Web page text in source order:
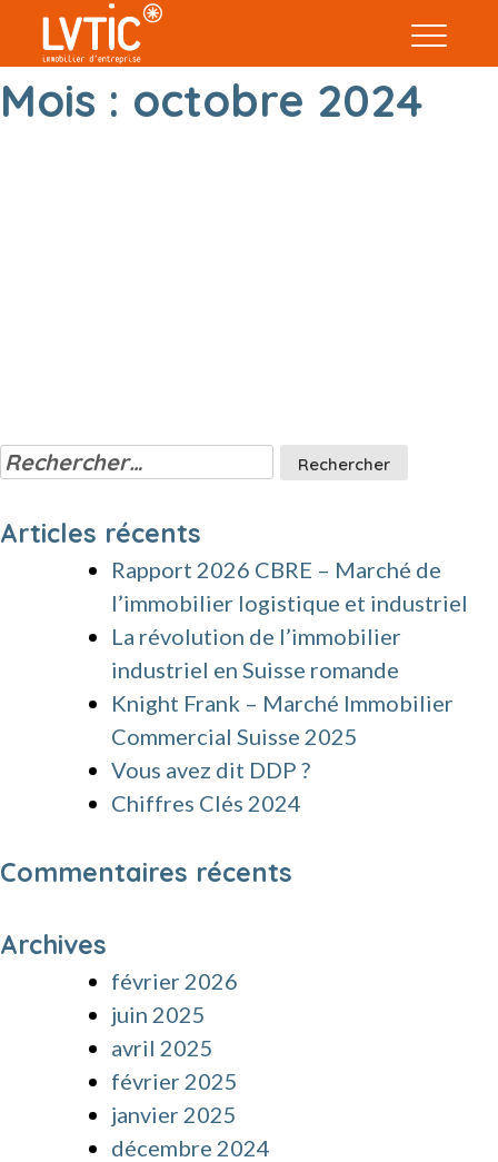
Mois : octobre 2024
Rechercher :
Articles récents
Rapport 2026 CBRE – Marché de
l’immobilier logistique et industriel
La révolution de l’immobilier
industriel en Suisse romande
Knight Frank – Marché Immobilier
Commercial Suisse 2025
Vous avez dit DDP ?
Chiffres Clés 2024
Commentaires récents
Archives
février 2026
juin 2025
avril 2025
février 2025
janvier 2025
décembre 2024